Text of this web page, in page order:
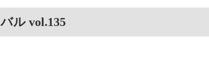
ル vol.135